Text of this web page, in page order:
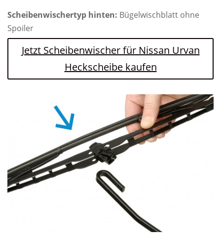
Scheibenwischertyp hinten: Bügelwischblatt ohne
Spoiler
Jetzt Scheibenwischer für Nissan Urvan
Heckscheibe kaufen